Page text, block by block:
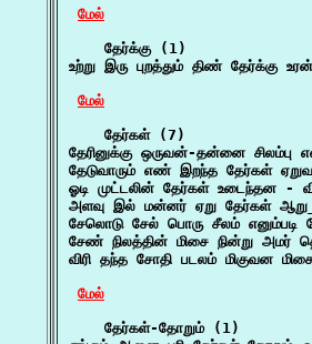
மேல்
    தேர்க்கு (1)
உற்று இரு புறத்தும் திண் தேர்க்கு
மேல்
    தேர்கள் (7)
தேரினுக்கு ஒருவன்-தன்னை
தேடுவாரும் எண் இறந்த தேர்கள்
ஓடி முட்டலின் தேர்கள் உடைந்தன -
அளவு இல் மன்னர் ஏறு தேர்கள்
சேலொடு சேல் பொரு சீலம்
சேண் நிலத்தின் மிசை நின்று அமர்
விரி தந்த சோதி படலம் மிகுவன
மேல்
    தேர்கள்-தோறும் (1)